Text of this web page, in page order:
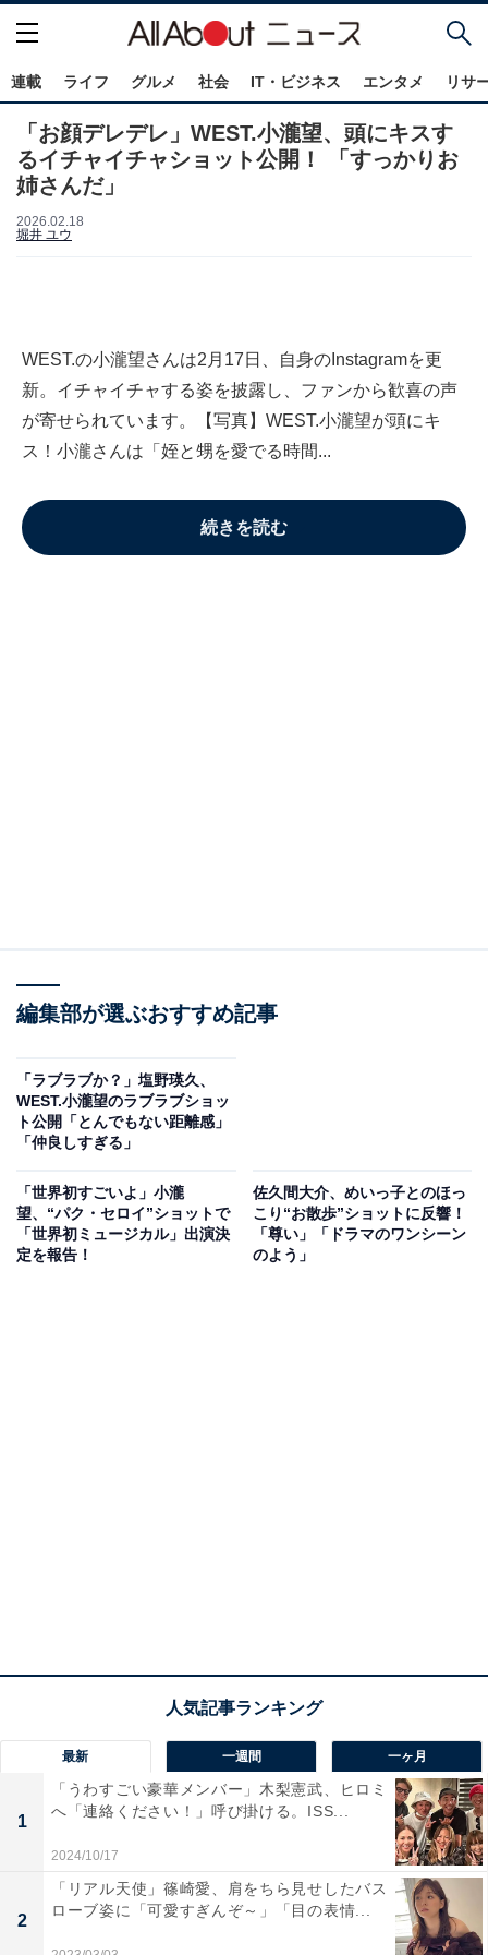
連載 ライフ グルメ 社会 IT・ビジネス エンタメ リサ
「お顔デレデレ」WEST.小瀧望、頭にキスす
るイチャイチャショット公開！ 「すっかりお
姉さんだ」
2026.02.18
堀井 ユウ
WEST.の小瀧望さんは2月17日、自身のInstagramを更
新。イチャイチャする姿を披露し、ファンから歓喜の声
が寄せられています。【写真】WEST.小瀧望が頭にキ
ス！小瀧さんは「姪と甥を愛でる時間...
続きを読む
編集部が選ぶおすすめ記事
「ラブラブか？」塩野瑛久、
WEST.小瀧望のラブラブショッ
ト公開「とんでもない距離感」
「仲良しすぎる」
「世界初すごいよ」小瀧
望、“パク・セロイ”ショットで
「世界初ミュージカル」出演決
定を報告！
佐久間大介、めいっ子とのほっ
こり“お散歩”ショットに反響！
「尊い」「ドラマのワンシーン
のよう」
最新 一週間 一ヶ月
1
「うわすごい豪華メンバー」木梨憲武、ヒロミ
へ「連絡ください！」呼び掛ける。ISS...
2024/10/17
2
「リアル天使」篠崎愛、肩をちら見せしたバス
ローブ姿に「可愛すぎんぞ～」「目の表情...